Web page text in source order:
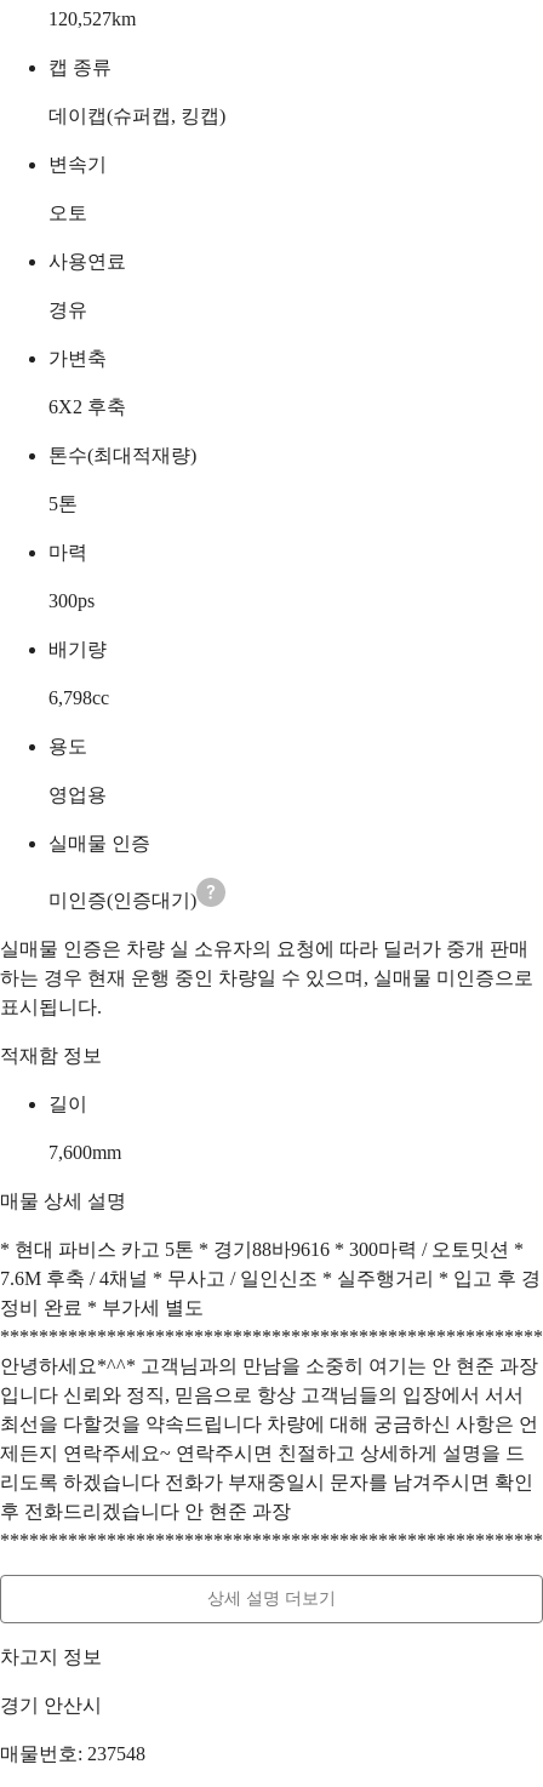
120,527km
캡 종류
데이캡(슈퍼캡, 킹캡)
변속기
오토
사용연료
경유
가변축
6X2 후축
톤수(최대적재량)
5톤
마력
300ps
배기량
6,798cc
용도
영업용
실매물 인증
미인증(인증대기)
실매물 인증은 차량 실 소유자의 요청에 따라 딜러가 중개 판매
하는 경우 현재 운행 중인 차량일 수 있으며, 실매물 미인증으로
표시됩니다.
적재함 정보
길이
7,600mm
매물 상세 설명
* 현대 파비스 카고 5톤 * 경기88바9616 * 300마력 / 오토밋션 *
7.6M 후축 / 4채널 * 무사고 / 일인신조 * 실주행거리 * 입고 후 경
정비 완료 * 부가세 별도
안녕하세요*^^* 고객님과의 만남을 소중히 여기는 안 현준 과장
입니다 신뢰와 정직, 믿음으로 항상 고객님들의 입장에서 서서
최선을 다할것을 약속드립니다 차량에 대해 궁금하신 사항은 언
제든지 연락주세요~ 연락주시면 친절하고 상세하게 설명을 드
리도록 하겠습니다 전화가 부재중일시 문자를 남겨주시면 확인
후 전화드리겠습니다 안 현준 과장
상세 설명 더보기
차고지 정보
경기 안산시
매물번호: 237548